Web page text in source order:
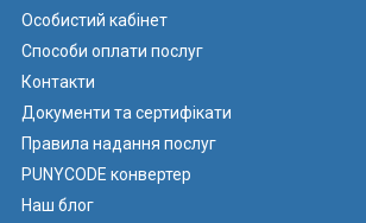
Особистий кабінет
Способи оплати послуг
Контакти
Документи та сертифікати
Правила надання послуг
PUNYCODE конвертер
Наш блог